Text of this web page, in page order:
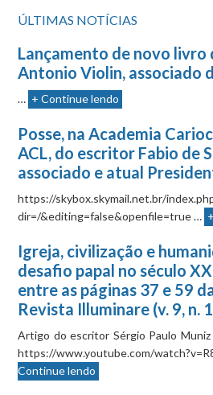
ÚLTIMAS NOTÍCIAS
Lançamento de novo livro
Antonio Violin, associado
… + Continue lendo
Posse, na Academia
ACL, do escritor Fabio de
associado e atual
https://skybox.skymail.net.br/
dir=/&editing=false&openfile=true …
Igreja, civilização e
desafio papal no século
entre as páginas 37 e 59
Revista Illuminare (v. 9, n.
Artigo do escritor Sérgio Paulo Muniz
https://www.youtube.com/
Continue lendo